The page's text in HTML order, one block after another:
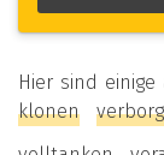
Hier sind
klonen